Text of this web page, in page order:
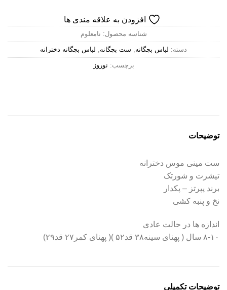
افزودن به علاقه مندی ها
شناسه محصول: نامعلوم
دسته: لباس بچگانه, ست بچگانه, لباس بچگانه دخترانه
برچسب: نوروز
توضیحات
ست مینی موس دخترانه
تیشرت و شورتک
برند پپرتز – پکدار
نخ و پنبه کشی
اندازه ها در حالت عادی
۸-۱۰ سال ( پهنای سینه۳۸ قد۵۲ )( پهنای کمر۲۷ قد۲۹)
توضیحات تکمیلی